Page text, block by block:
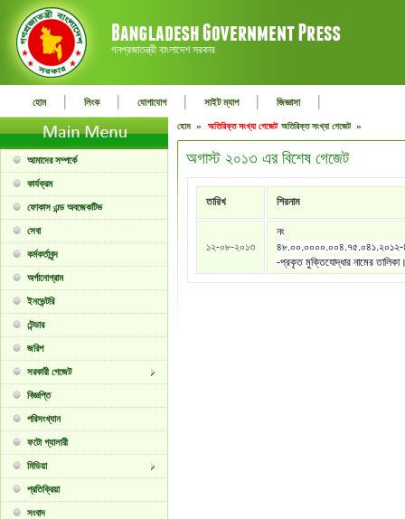
গনপ্রজাতন্ত্রী বাংলাদেশ সরকার
হোম | লিংক | যোগাযোগ | সাইট ম্যাপ | জিজ্ঞাসা |
আমাদের সম্পর্কে
কার্যক্রম
ফোকাস এন্ড অবজেকটিভ
সেবা
কর্মকর্তাবৃন্দ
অর্গানোগ্রাম
ইনভেন্টরি
টেন্ডার
জরিপ
সরকারী গেজেট
বিজ্ঞপ্তি
পরিসংখ্যান
ফটো গ্যালারী
মিডিয়া
প্রতিক্রিয়া
সংবাদ
হোম » অতিরিক্ত সংখ্যা গেজেট অতিরিক্ত সংখ্যা গেজেট »
অগাস্ট ২০১৩ এর বিশেষ গেজেট
তারিখ শিরনাম
১২-০৮-২০১৩
নং
-প্রকৃত মুক্তিযোদ্ধার নামের